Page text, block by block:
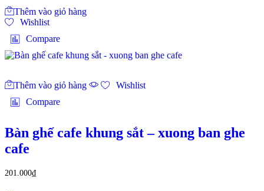
Thêm vào giỏ hàng
Wishlist
Compare
Thêm vào giỏ hàng
Wishlist
Compare
Bàn ghế cafe khung sắt – xuong ban ghe
cafe
201.000₫